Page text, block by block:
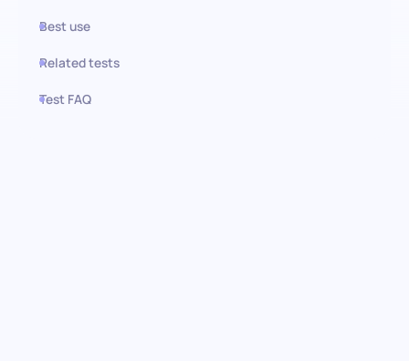
Best use
Related tests
Test FAQ